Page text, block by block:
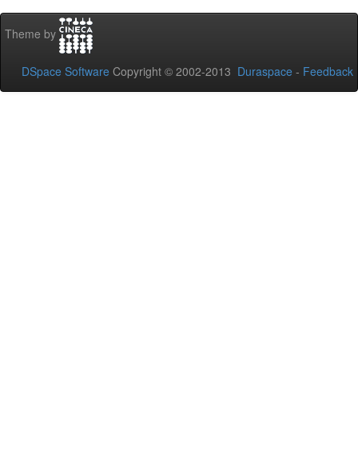
Theme by
DSpace Software Copyright © 2002-2013 Duraspace - Feedback